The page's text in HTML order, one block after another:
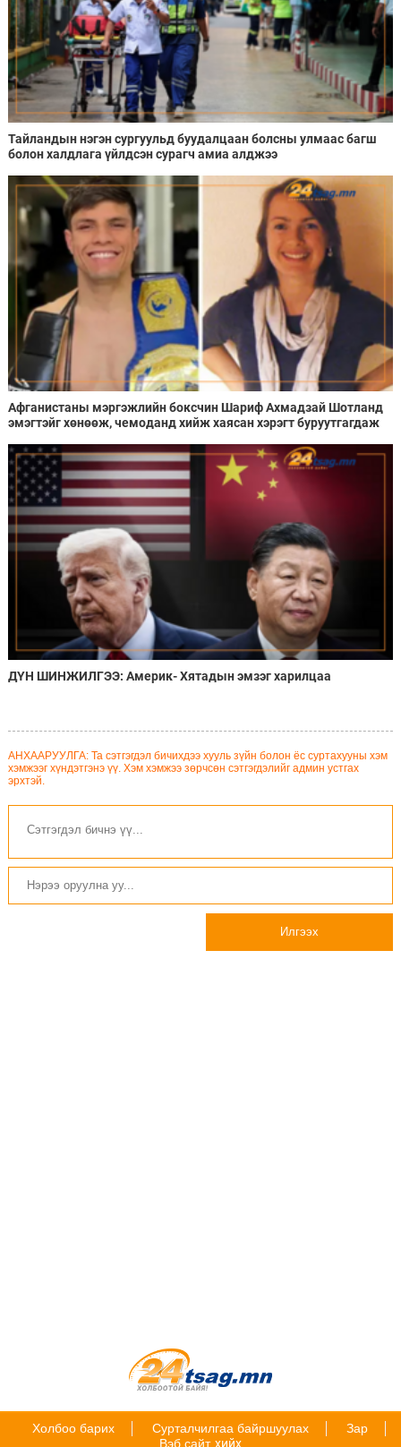
Тайландын нэгэн сургуульд буудалцаан болсны улмаас багш
болон халдлага үйлдсэн сурагч амиа алджээ
Афганистаны мэргэжлийн боксчин Шариф Ахмадзай Шотланд
эмэгтэйг хөнөөж, чемоданд хийж хаясан хэрэгт буруутгагдаж
ДҮН ШИНЖИЛГЭЭ: Америк- Хятадын эмзэг харилцаа
АНХААРУУЛГА: Та сэтгэгдэл бичихдээ хууль зүйн болон ёс суртахууны хэм
хэмжээг хүндэтгэнэ үү. Хэм хэмжээ зөрчсөн сэтгэгдэлийг админ устгах
эрхтэй.
Илгээх
Холбоо барих Сурталчилгаа байршуулах
Зар
Вэб сайт хийх